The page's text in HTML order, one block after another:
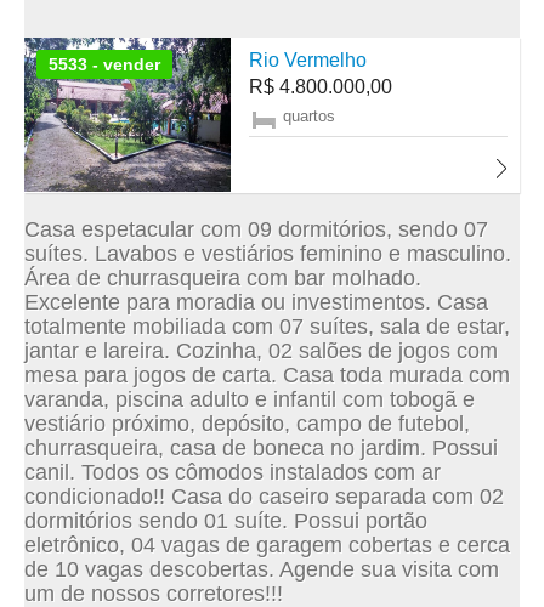
5533 - vender
Rio Vermelho
R$ 4.800.000,00
quartos
Casa espetacular com 09 dormitórios, sendo 07
suítes. Lavabos e vestiários feminino e masculino.
Área de churrasqueira com bar molhado.
Excelente para moradia ou investimentos. Casa
totalmente mobiliada com 07 suítes, sala de estar,
jantar e lareira. Cozinha, 02 salões de jogos com
mesa para jogos de carta. Casa toda murada com
varanda, piscina adulto e infantil com tobogã e
vestiário próximo, depósito, campo de futebol,
churrasqueira, casa de boneca no jardim. Possui
canil. Todos os cômodos instalados com ar
condicionado!! Casa do caseiro separada com 02
dormitórios sendo 01 suíte. Possui portão
eletrônico, 04 vagas de garagem cobertas e cerca
de 10 vagas descobertas. Agende sua visita com
um de nossos corretores!!!